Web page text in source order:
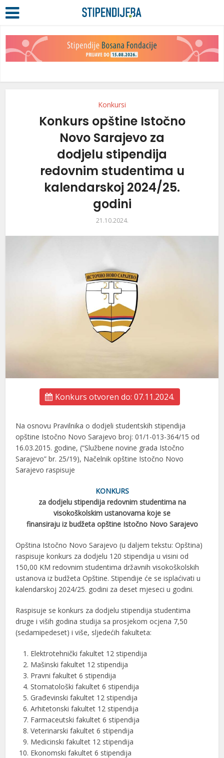
Konkursi
Konkurs opštine Istočno
Novo Sarajevo za
dodjelu stipendija
redovnim studentima u
kalendarskoj 2024/25.
godini
21.10.2024.
Konkurs otvoren do: 07.11.2024.
Na osnovu Pravilnika o dodjeli studentskih stipendija
opštine Istočno Novo Sarajevo broj: 01/1-013-364/15 od
16.03.2015. godine, (“Službene novine grada Istočno
Sarajevo” br. 25/19), Načelnik opštine Istočno Novo
Sarajevo raspisuje
KONKURS
za dodjelu stipendija redovnim studentima na
visokoškolskim ustanovama koje se
finansiraju iz budžeta opštine Istočno Novo Sarajevo
Opština Istočno Novo Sarajevo (u daljem tekstu: Opština)
raspisuje konkurs za dodjelu 120 stipendija u visini od
150,00 KM redovnim studentima državnih visokoškolskih
ustanova iz budžeta Opštine. Stipendije će se isplaćivati u
kalendarskoj 2024/25. godini za deset mjeseci u godini.
Raspisuje se konkurs za dodjelu stipendija studentima
druge i viših godina studija sa prosjekom ocjena 7,50
(sedamipedeset) i više, sljedećih fakulteta:
Elektrotehnički fakultet 12 stipendija
Mašinski fakultet 12 stipendija
Pravni fakultet 6 stipendija
Stomatološki fakultet 6 stipendija
Građevinski fakultet 12 stipendija
Arhitetonski fakultet 12 stipendija
Farmaceutski fakultet 6 stipendija
Veterinarski fakultet 6 stipendija
Medicinski fakultet 12 stipendija
Ekonomski fakultet 6 stipendija